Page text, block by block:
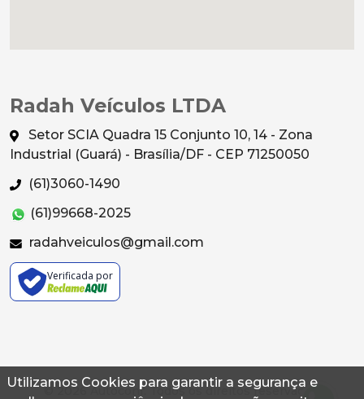
Utilizamos Cookies para garantir a segurança e
Radah Veículos LTDA
Setor SCIA Quadra 15 Conjunto 10, 14 - Zona
Industrial (Guará) - Brasília/DF - CEP 71250050
(61)3060-1490
(61)99668-2025
radahveiculos@gmail.com
Verificada por
© 2026 Autoconf. Todos os direitos reservados.